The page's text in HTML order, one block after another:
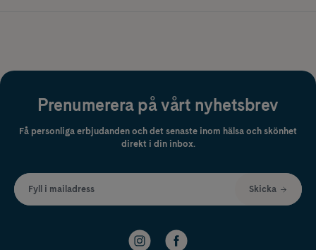
Prenumerera på vårt nyhetsbrev
Få personliga erbjudanden och det senaste inom hälsa och skönhet
direkt i din inbox.
Fyll i mailadress Skicka